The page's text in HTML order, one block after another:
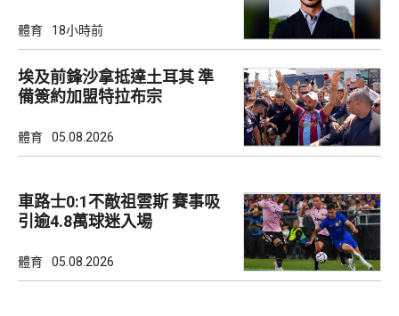
體育 18小時前
埃及前鋒沙拿抵達土耳其 準
備簽約加盟特拉布宗
體育 05.08.2026
車路士0:1不敵祖雲斯 賽事吸
引逾4.8萬球迷入場
體育 05.08.2026